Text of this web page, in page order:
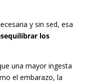
y sin sed, esa
los
una mayor ingesta
el embarazo, la